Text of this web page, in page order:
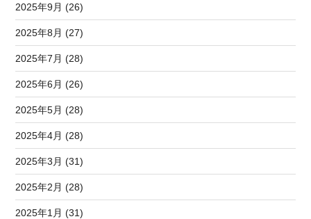
2025年9月 (26)
2025年8月 (27)
2025年7月 (28)
2025年6月 (26)
2025年5月 (28)
2025年4月 (28)
2025年3月 (31)
2025年2月 (28)
2025年1月 (31)